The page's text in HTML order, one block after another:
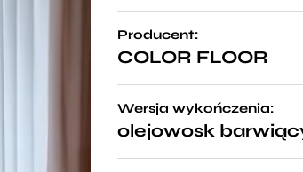
Producent:
COLOR FLOOR
Wersja wykończenia:
olejowosk